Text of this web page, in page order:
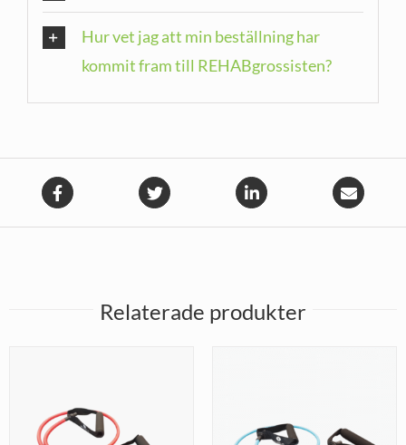
Hur vet jag att min beställning har
kommit fram till REHABgrossisten?
Relaterade produkter